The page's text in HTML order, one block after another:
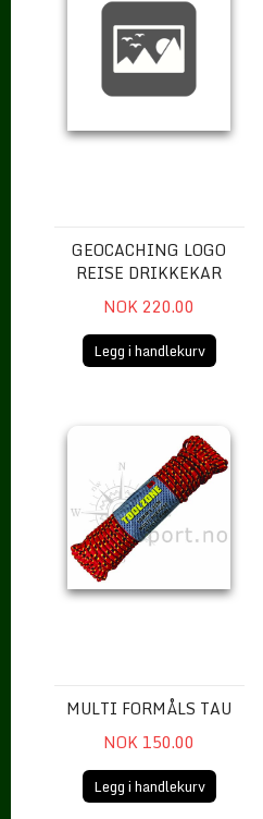
GEOCACHING LOGO
REISE DRIKKEKAR
NOK 220.00
Legg i handlekurv
MULTI FORMÅLS TAU
NOK 150.00
Legg i handlekurv